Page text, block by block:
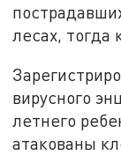
лесах, тогда
вирусного
летнего
атакованы